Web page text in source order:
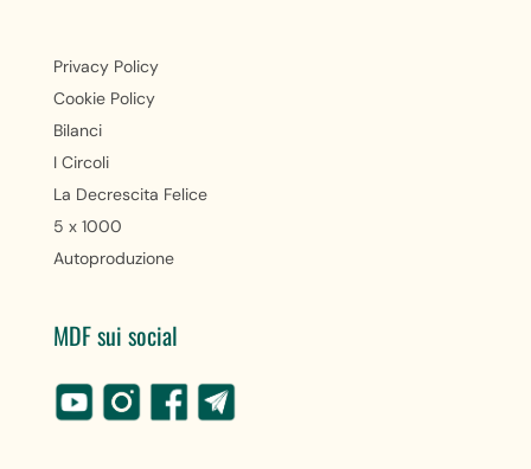
Privacy Policy
Cookie Policy
Bilanci
I Circoli
La Decrescita Felice
5 x 1000
Autoproduzione
MDF sui social